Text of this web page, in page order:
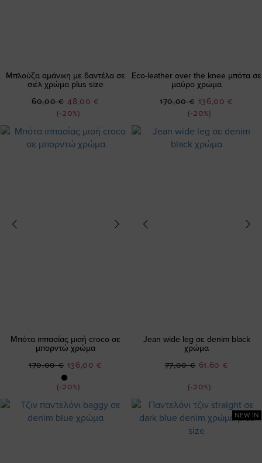
Μπλούζα αμάνικη με δαντέλα σε
σιέλ χρώμα plus size
(-20%)
Ειδική
Τιμή
48,00 €
60,00 €
Eco-leather over the knee μπότα σε
μαύρο χρώμα
(-20%)
Ειδική
Τιμή
136,00 €
170,00 €
Μπότα ιππασίας μισή croco σε
μπορντώ χρώμα
(-20%)
Ειδική
Τιμή
136,00 €
170,00 €
Jean wide leg σε denim black
χρώμα
(-20%)
Ειδική
61,60 €
77,00 €
NEW IN